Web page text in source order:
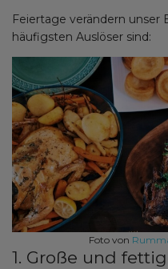
Feiertage verändern unser
häufigsten Auslöser sind:
Foto von
1. Große und